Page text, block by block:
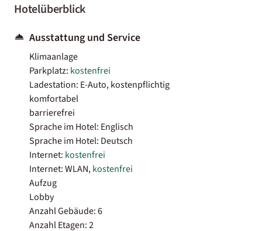
Hotelüberblick
Ausstattung und Service
Klimaanlage
Parkplatz: kostenfrei
Ladestation: E-Auto, kostenpflichtig
komfortabel
barrierefrei
Sprache im Hotel: Englisch
Sprache im Hotel: Deutsch
Internet: kostenfrei
Internet: WLAN,kostenfrei
Aufzug
Lobby
Anzahl Gebäude: 6
Anzahl Etagen: 2